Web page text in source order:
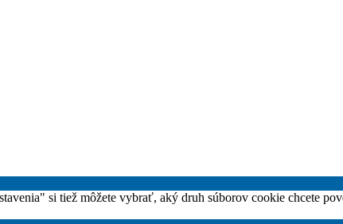
si tiež môžete vybrať, aký druh súborov cookie chcete